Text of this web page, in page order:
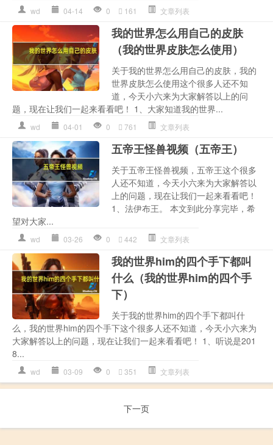
wd 04-14 0 161 文章列表
我的世界怎么用自己的皮肤
（我的世界皮肤怎么使用）
关于我的世界怎么用自己的皮肤，我的
世界皮肤怎么使用这个很多人还不知
道，今天小六来为大家解答以上的问
题，现在让我们一起来看看吧！ 1、大家知道我的世界...
wd 04-01 0 761 文章列表
五帝王怪兽视频（五帝王）
关于五帝王怪兽视频，五帝王这个很多
人还不知道，今天小六来为大家解答以
上的问题，现在让我们一起来看看吧！
1、法伊布王。 本文到此分享完毕，希
望对大家...
wd 03-26 0 442 文章列表
我的世界him的四个手下都叫
什么（我的世界him的四个手
下）
关于我的世界him的四个手下都叫什
么，我的世界him的四个手下这个很多人还不知道，今天小六来为
大家解答以上的问题，现在让我们一起来看看吧！ 1、听说是201
8...
wd 03-09 0 351 文章列表
下一页